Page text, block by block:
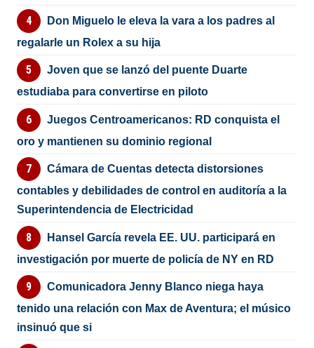
Don Miguelo le eleva la vara a los padres al
regalarle un Rolex a su hija
Joven que se lanzó del puente Duarte
estudiaba para convertirse en piloto
Juegos Centroamericanos: RD conquista el
oro y mantienen su dominio regional
Cámara de Cuentas detecta distorsiones
contables y debilidades de control en auditoría a la
Superintendencia de Electricidad
Hansel García revela EE. UU. participará en
investigación por muerte de policía de NY en RD
Comunicadora Jenny Blanco niega haya
tenido una relación con Max de Aventura; el músico
insinuó que si